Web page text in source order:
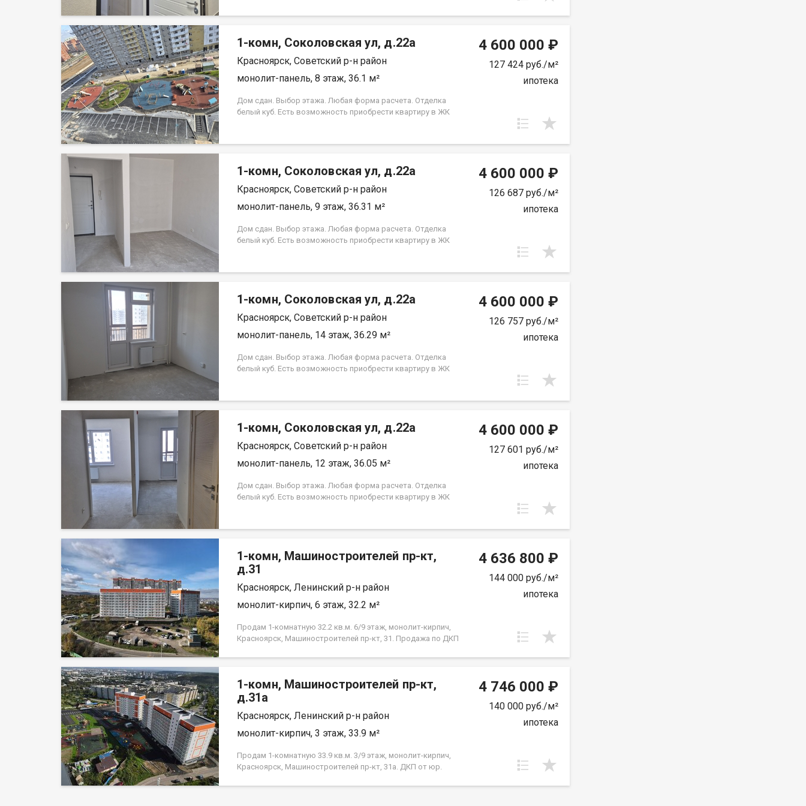
кредита. Под базовую ипотеку сбербанк со ставкой 13.9 %
1-комн, Соколовская ул, д.22а
Красноярск, Советский р-н район
монолит-панель, 8 этаж, 36.1 м²
Дом сдан. Выбор этажа. Любая форма расчета. Отделка
белый куб. Есть возможность приобрести квартиру в ЖК
кредита. Под базовую ипотеку сбербанк со ставкой 13.9 %
4 600 000 ₽
127 424 руб./м²
ипотека
1-комн, Соколовская ул, д.22а
Красноярск, Советский р-н район
монолит-панель, 9 этаж, 36.31 м²
Дом сдан. Выбор этажа. Любая форма расчета. Отделка
белый куб. Есть возможность приобрести квартиру в ЖК
кредита. Под базовую ипотеку сбербанк со ставкой 13.9 %
4 600 000 ₽
126 687 руб./м²
ипотека
1-комн, Соколовская ул, д.22а
Красноярск, Советский р-н район
монолит-панель, 14 этаж, 36.29 м²
Дом сдан. Выбор этажа. Любая форма расчета. Отделка
белый куб. Есть возможность приобрести квартиру в ЖК
кредита. Под базовую ипотеку сбербанк со ставкой 13.9 %
4 600 000 ₽
126 757 руб./м²
ипотека
1-комн, Соколовская ул, д.22а
Красноярск, Советский р-н район
монолит-панель, 12 этаж, 36.05 м²
Дом сдан. Выбор этажа. Любая форма расчета. Отделка
белый куб. Есть возможность приобрести квартиру в ЖК
кредита. Под базовую ипотеку сбербанк со ставкой 13.9 %
4 600 000 ₽
127 601 руб./м²
ипотека
1-комн, Машиностроителей пр-кт,
д.31
Красноярск, Ленинский р-н район
монолит-кирпич, 6 этаж, 32.2 м²
Продам 1-комнатную 32.2 кв.м. 6/9 этаж, монолит-кирпич,
Красноярск, Машиностроителей пр-кт, 31. Продажа по ДКП
4 636 800 ₽
144 000 руб./м²
ипотека
1-комн, Машиностроителей пр-кт,
д.31а
Красноярск, Ленинский р-н район
монолит-кирпич, 3 этаж, 33.9 м²
Продам 1-комнатную 33.9 кв.м. 3/9 этаж, монолит-кирпич,
Красноярск, Машиностроителей пр-кт, 31а. ДКП от юр.
4 746 000 ₽
140 000 руб./м²
ипотека